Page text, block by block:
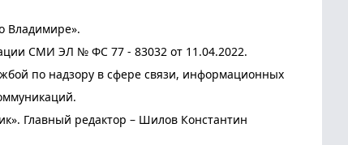
Владимире».
СМИ ЭЛ № ФС 77 - 83032 от 11.04.2022.
по надзору в сфере связи, информационных
Главный редактор – Шилов Константин